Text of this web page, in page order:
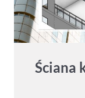
Ściana